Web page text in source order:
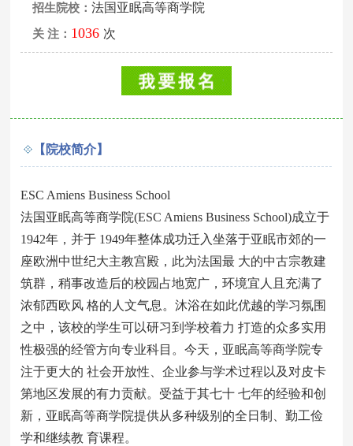
招生院校：法国亚眠高等商学院
关 注： 1036 次
【院校简介】
ESC Amiens Business School
法国亚眠高等商学院(ESC Amiens Business School)成立于
1942年，并于 1949年整体成功迁入坐落于亚眠市郊的一
座欧洲中世纪大主教宫殿，此为法国最 大的中古宗教建
筑群，稍事改造后的校园占地宽广，环境宜人且充满了
浓郁西欧风 格的人文气息。沐浴在如此优越的学习氛围
之中，该校的学生可以研习到学校着力 打造的众多实用
性极强的经管方向专业科目。今天，亚眠高等商学院专
注于更大的 社会开放性、企业参与学术过程以及对皮卡
第地区发展的有力贡献。受益于其七十 七年的经验和创
新，亚眠高等商学院提供从多种级别的全日制、勤工俭
学和继续教 育课程。